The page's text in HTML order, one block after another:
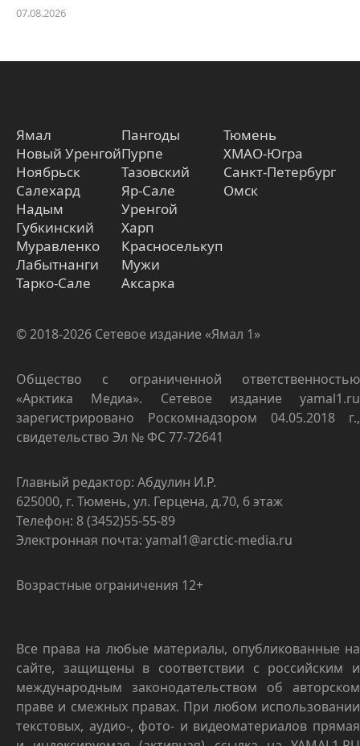
07.08.2026
Ямал
Новый Уренгой
Ноябрьск
Салехард
Надым
Губкинский
Муравленко
Лабытнанги
Тарко-Сале
Пангоды
Пурпе
Тазовский
Яр-Сале
Уренгой
Харп
Красноселькуп
Мужи
Аксарка
Тюмень
ХМАО-Югра
Санкт-Петербург
Омск
© 2018-2026 Сетевое издание «Ямал 1»
Общество с ограниченной ответственностью
«Арктика Медиа». Сетевое издание yamal1.ru
зарегистрировано Роскомнадзором 04.05.2018 г.,
свидетельство Эл № ФС 77-72641
Главный редактор: Абдулин И.Р.
625000, г. Тюмень, ул. Герцена, д.70, 6 этаж
Телефон: 8 (3452)55-55-89
Электронная почта: yamal1@arctic-media.ru
Возрастные ограничения 12+
Все права на любые материалы, опубликованные на
сайте, защищены в соответствии с российским и
международным законодательством об авторском
праве и смежных правах. При любом использовании
текстовых, аудио-, фото- и видеоматериалов прямая